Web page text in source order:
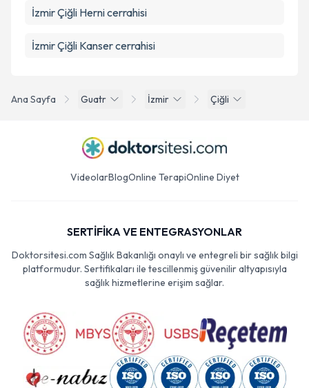
Ana Sayfa Guatr İzmir Çiğli
İzmir Çiğli Herni cerrahisi
İzmir Çiğli Kanser cerrahisi
VideolarBlogOnline TerapiOnline Diyet
SERTİFİKA VE ENTEGRASYONLAR
Doktorsitesi.com Sağlık Bakanlığı onaylı ve entegreli bir sağlık bilgi
platformudur. Sertifikaları ile tescillenmiş güvenilir altyapısıyla
sağlık hizmetlerine erişim sağlar.